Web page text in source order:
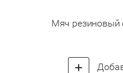
Мяч